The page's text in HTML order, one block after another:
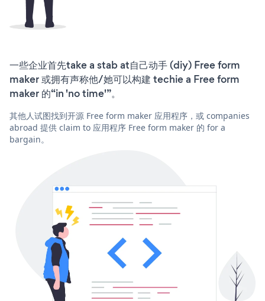
一些企业首先take a stab at自己动手 (diy) Free form
maker 或拥有声称他/她可以构建 techie a Free form
maker 的“in 'no time'”。
其他人试图找到开源 Free form maker 应用程序，或 companies
abroad 提供 claim to 应用程序 Free form maker 的 for a
bargain。